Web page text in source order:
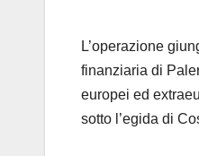
L’operazione
finanziaria di
europei ed
sotto l’egida di